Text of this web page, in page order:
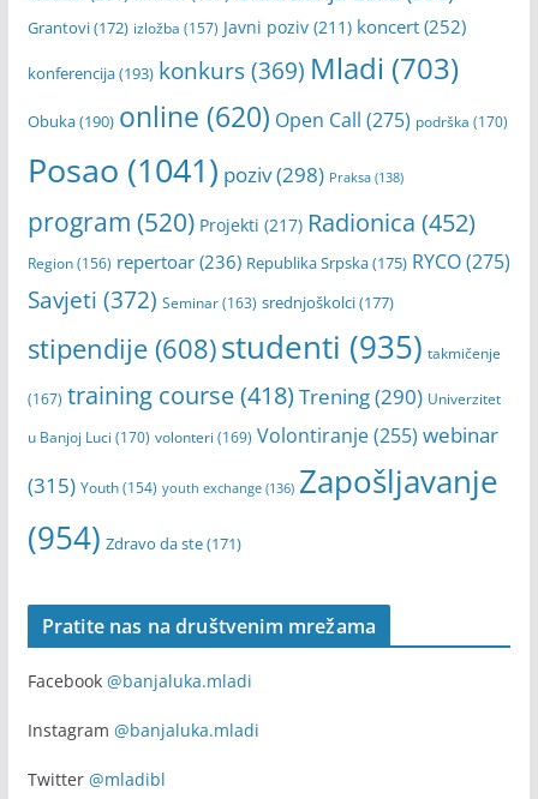
Grantovi(172) izložba (157) Javni poziv(211) koncert(252)
konferencija(193) konkurs(369) Mladi (703)
Obuka(190) online (620) Open Call (275) podrška (170)
Posao (1041) poziv(298) Praksa(138)
program (520) Projekti (217) Radionica (452)
Region(156) repertoar(236) Republika Srpska(175) RYCO(275)
Savjeti (372) Seminar(163) srednjoškolci(177)
stipendije(608)studenti (935) takmičenje
(167) training course(418) Trening(290) Univerzitet
u Banjoj Luci (170) volonteri (169) Volontiranje(255) webinar
(315) Youth(154) youth exchange(136) Zapošljavanje
(954) Zdravo da ste(171)
Pratite nas na društvenim mrežama
Facebook @banjaluka.mladi
Instagram @banjaluka.mladi
Twitter @mladibl